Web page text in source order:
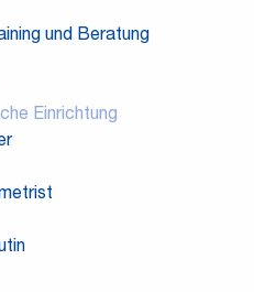
und Beratung
Einrichtung